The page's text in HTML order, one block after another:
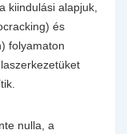
kiindulási alapjuk,
és
folyamaton
nulla, a